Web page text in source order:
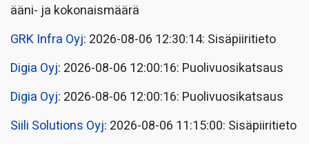
ääni- ja kokonaismäärä
GRK Infra Oyj: 2026-08-06 12:30:14: Sisäpiiritieto
Digia Oyj: 2026-08-06 12:00:16: Puolivuosikatsaus
Digia Oyj: 2026-08-06 12:00:16: Puolivuosikatsaus
Siili Solutions Oyj: 2026-08-06 11:15:00: Sisäpiiritieto